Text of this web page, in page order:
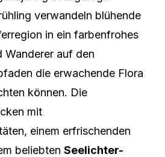
verwandeln blühende
in ein farbenfrohes
Wanderer auf den
die erwachende Flora
können. Die
mit
einem erfrischenden
beliebten Seelichter-